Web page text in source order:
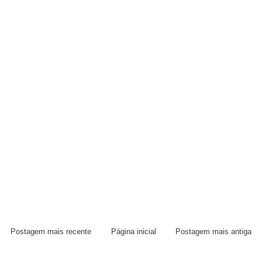
Postagem mais recente Postagem mais antiga
Página inicial